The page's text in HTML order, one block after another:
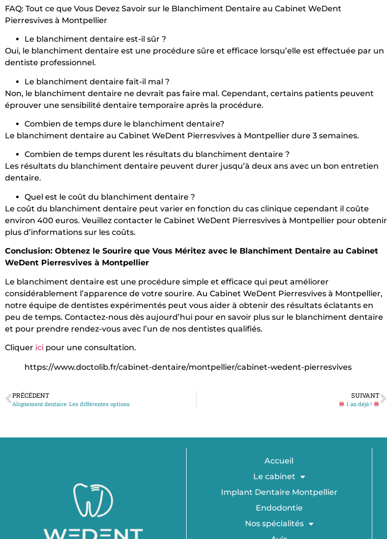
FAQ: Tout ce que Vous Devez Savoir sur le Blanchiment Dentaire au Cabinet WeDent
Pierresvives à Montpellier
Le blanchiment dentaire est-il sûr ?
Oui, le blanchiment dentaire est une procédure sûre et efficace lorsqu’elle est effectuée par un
dentiste professionnel.
Le blanchiment dentaire fait-il mal ?
Non, le blanchiment dentaire ne devrait pas faire mal. Cependant, certains patients peuvent
éprouver une sensibilité dentaire temporaire après la procédure.
Combien de temps dure le blanchiment dentaire?
Le blanchiment dentaire au Cabinet WeDent Pierresvives à Montpellier dure 3 semaines.
Combien de temps durent les résultats du blanchiment dentaire ?
Les résultats du blanchiment dentaire peuvent durer jusqu’à deux ans avec un bon entretien
dentaire.
Quel est le coût du blanchiment dentaire ?
Le coût du blanchiment dentaire peut varier en fonction du cas clinique cependant il coûte
environ 400 euros. Veuillez contacter le Cabinet WeDent Pierresvives à Montpellier pour obtenir
plus d’informations sur les coûts.
Conclusion: Obtenez le Sourire que Vous Méritez avec le Blanchiment Dentaire au Cabinet
WeDent Pierresvives à Montpellier
Le blanchiment dentaire est une procédure simple et efficace qui peut améliorer
considérablement l’apparence de votre sourire. Au Cabinet WeDent Pierresvives à Montpellier,
notre équipe de dentistes expérimentés peut vous aider à obtenir des résultats éclatants en
peu de temps. Contactez-nous dès aujourd’hui pour en savoir plus sur le blanchiment dentaire
et pour prendre rendez-vous avec l’un de nos dentistes qualifiés.
Cliquer ici pour une consultation.
https://www.doctolib.fr/cabinet-dentaire/montpellier/cabinet-wedent-pierresvives
PRÉCÉDENT
Alignement dentaire: Les différentes options
SUIVANT
1 an déjà !
Accueil
Le cabinet
Implant Dentaire Montpellier
Endodontie
Nos spécialités